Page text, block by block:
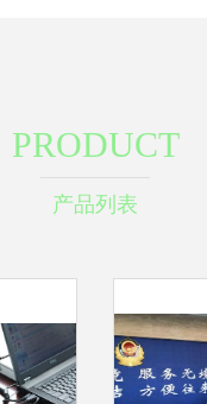
PRODUCT
产品列表